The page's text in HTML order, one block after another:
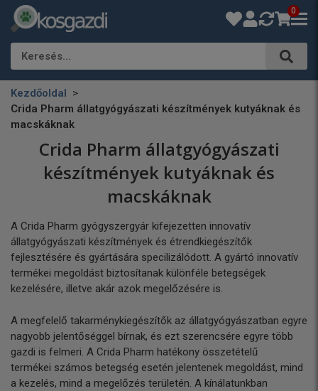
0
Keresés…
Kezdőoldal
Crida Pharm állatgyógyászati készítmények kutyáknak és
macskáknak
Crida Pharm állatgyógyászati
készítmények kutyáknak és
macskáknak
A Crida Pharm gyógyszergyár kifejezetten innovatív
állatgyógyászati készítmények és étrendkiegészítők
fejlesztésére és gyártására specilizálódott. A gyártó innovatív
termékei megoldást biztosítanak különféle betegségek
kezelésére, illetve akár azok megelőzésére is.
A megfelelő takarménykiegészítők az állatgyógyászatban egyre
nagyobb jelentőséggel bírnak, és ezt szerencsére egyre több
gazdi is felmeri. A Crida Pharm hatékony összetételű
termékei számos betegség esetén jelentenek megoldást, mind
a kezelés, mind a megelőzés területén. A kínálatunkban